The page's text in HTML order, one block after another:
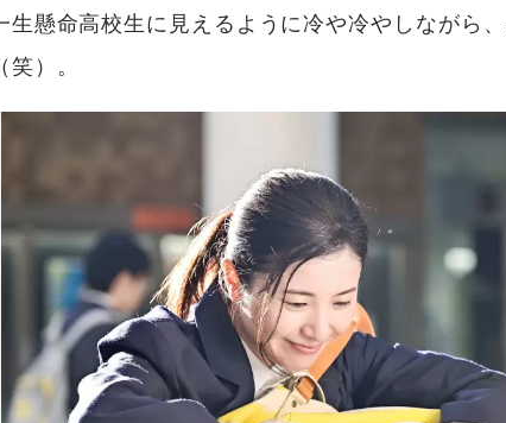
生懸命高校生に見えるように冷や冷やしながら
笑）。